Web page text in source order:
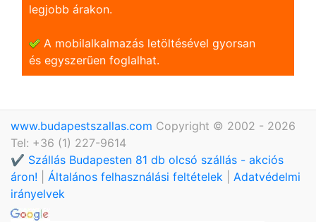
legjobb árakon.
A mobilalkalmazás letöltésével gyorsan
és egyszerũen foglalhat.
www.budapestszallas.com Copyright © 2002 - 2026
Tel: +36 (1) 227-9614
✔️ Szállás Budapesten 81 db olcsó szállás - akciós
áron!
Általános felhasználási feltételek
Adatvédelmi
irányelvek